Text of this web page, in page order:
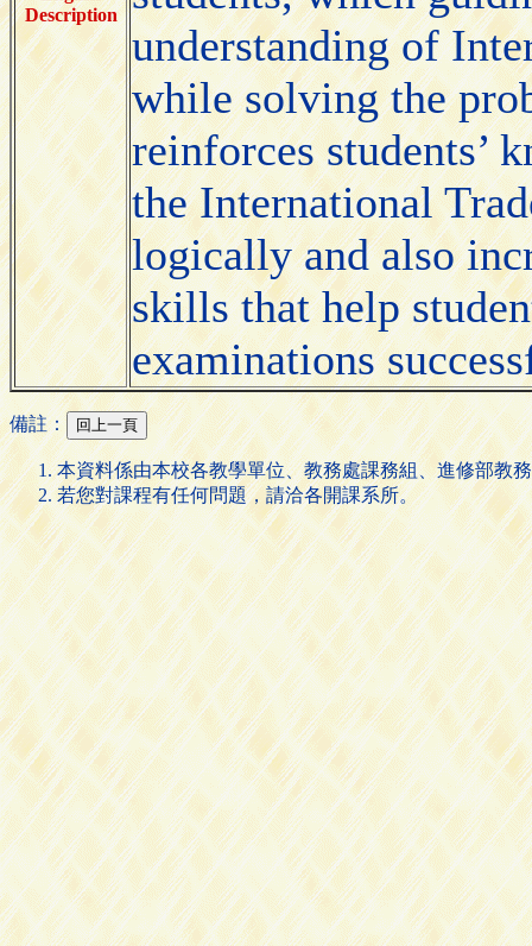
Description
understanding of
while solving the
reinforces students’
the International
logically and also
skills that help
examinations
備註：
本資料係由本校各教學單位、教務處課務組、進修部教
若您對課程有任何問題，請洽各開課系所。